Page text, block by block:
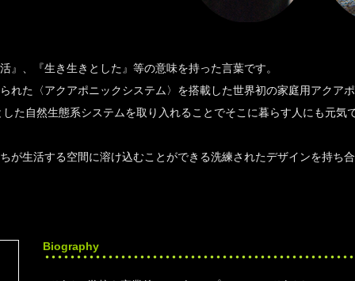
』、『生き生きとした』等の意味を持った言葉です。
れた〈アクアポニックシステム〉を搭載した世界初の家庭用アクア
た自然生態系システムを取り入れることでそこに暮らす人にも元気
が生活する空間に溶け込むことができる洗練されたデザインを持ち
Biography